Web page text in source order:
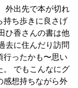
外出先で本が切れ
持ち歩きに良さげ
ひ香さんの書は他
去に住んだり訪問
行ったかも〜思い
。 でもこんなにグ
感想持ちながら外